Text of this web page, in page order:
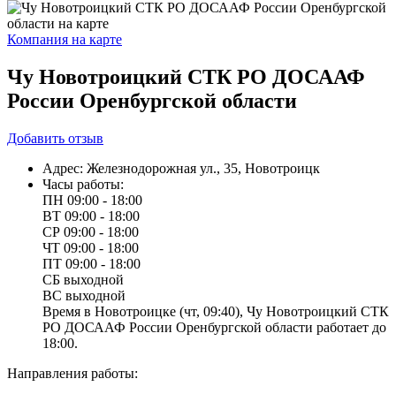
Компания на карте
Чу Новотроицкий СТК РО ДОСААФ
России Оренбургской области
Добавить отзыв
Адрес: Железнодорожная ул., 35, Новотроицк
Часы работы:
ПН 09:00 - 18:00
ВТ 09:00 - 18:00
СР 09:00 - 18:00
ЧТ 09:00 - 18:00
ПТ 09:00 - 18:00
СБ выходной
ВС выходной
Время в Новотроицке (чт, 09:40), Чу Новотроицкий СТК
РО ДОСААФ России Оренбургской области работает до
18:00.
Направления работы: